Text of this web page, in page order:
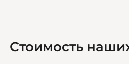
Стоимость